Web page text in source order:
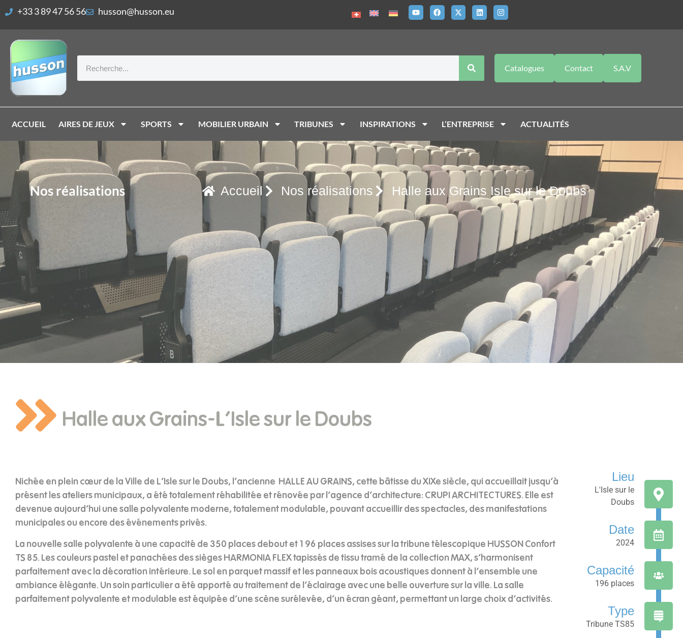
Vos préférences de cookies
+33 3 89 47 56 56 husson@husson.eu
Catalogues Contact S.A.V
ACCUEIL AIRES DE JEUX SPORTS MOBILIER URBAIN TRIBUNES INSPIRATIONS L’ENTREPRISE ACTUALITÉS
Nos réalisations Accueil Nos réalisations Halle aux Grains Isle sur le Doubs
Halle aux Grains-L'Isle sur le Doubs
Nichée en plein cœur de la Ville de L’Isle sur le Doubs, l’ancienne HALLE AU GRAINS, cette bâtisse du XIXe siècle, qui accueillait jusqu’à
présent les ateliers municipaux, a été totalement réhabilitée et rénovée par l’agence d’architecture: CRUPI ARCHITECTURES. Elle est
devenue aujourd’hui une salle polyvalente moderne, totalement modulable, pouvant accueillir des spectacles, des manifestations
municipales ou encore des événements privés.
La nouvelle salle polyvalente à une capacité de 350 places debout et 196 places assises sur la tribune télescopique HUSSON Confort
TS 85. Les couleurs pastel et panachées des sièges HARMONIA FLEX tapissés de tissu tramé de la collection MAX, s’harmonisent
parfaitement avec la décoration intérieure. Le sol en parquet massif et les panneaux bois acoustiques donnent à l’ensemble une
ambiance élégante. Un soin particulier a été apporté au traitement de l’éclairage avec une belle ouverture sur la ville. La salle
parfaitement polyvalente et modulable est équipée d’une scène surélevée, d’un écran géant, permettant un large choix d’activités.
Lieu
L'Isle sur le
Doubs
Date
2024
Capacité
196 places
Type
Tribune TS85